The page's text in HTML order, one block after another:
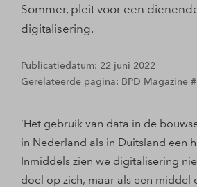
Sommer, pleit voor een
digitalisering.
Publicatiedatum: 22 juni 2022
Gerelateerde pagina: BPD Magazine
‘Het gebruik van data in de
in Nederland als in Duitsland een
Inmiddels zien we digitalisering
doel op zich, maar als een middel